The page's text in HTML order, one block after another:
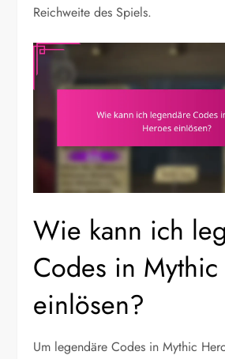
Reichweite des Spiels.
Wie kann ich
Codes in
einlösen?
Um legendäre Codes in Mythic